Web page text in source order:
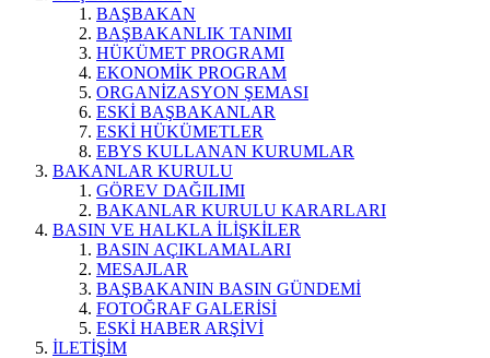
BAŞBAKAN
BAŞBAKANLIK TANIMI
HÜKÜMET PROGRAMI
EKONOMİK PROGRAM
ORGANİZASYON ŞEMASI
ESKİ BAŞBAKANLAR
ESKİ HÜKÜMETLER
EBYS KULLANAN KURUMLAR
BAKANLAR KURULU
GÖREV DAĞILIMI
BAKANLAR KURULU KARARLARI
BASIN VE HALKLA İLİŞKİLER
BASIN AÇIKLAMALARI
MESAJLAR
BAŞBAKANIN BASIN GÜNDEMİ
FOTOĞRAF GALERİSİ
ESKİ HABER ARŞİVİ
İLETİŞİM